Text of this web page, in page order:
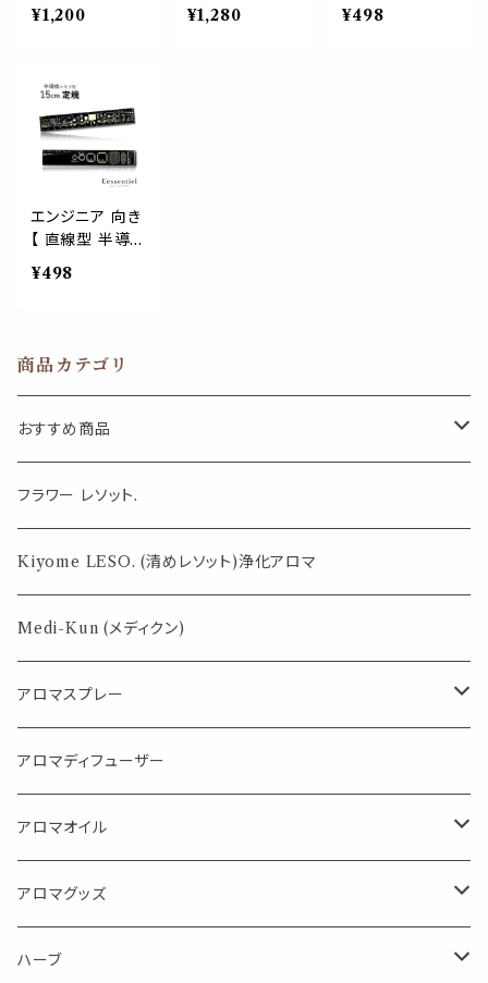
真鍮 15cm じょ
うぎ 測定 学校
しゃれ 事務用品
ステーショナリ
ー
¥1,200
じょうぎ ものさ
し 測定 学校 女
¥1,280
ールド 定規】真
鍮 10cm じょう
¥498
エンジニア 向き
【 直線型 半導体
モチーフ 定規 】
15cm １本 電子
ステム 開発 大
学 工学 学校 オ
フィス 文具 デス
ク 事務 多機能
¥498
商品カテゴリ
おすすめ商品
気になる虫対策に
薄荷の香りで体感温度-4℃ !? スースーシリーズ
パロサント
フラワー レソット.
Kiyome LESO. (清めレソット)浄化アロマ
Medi-Kun (メディクン)
アロマスプレー
目的で選ぶ
蒸し暑い夏やリフレッシュに
消臭に（用途：空間や衣服）
FLOWER LESO. フラワレソット
Kiyome LESO. キヨメ レソット
体感-4℃ !? 薄荷をブレンドしたアロマスプレー
アロマディフューザー
アロマオイル
エッセンシャルオイル
シングル
キャリアオイル
アロマグッズ
エッセンシャルオイル
ハーブ